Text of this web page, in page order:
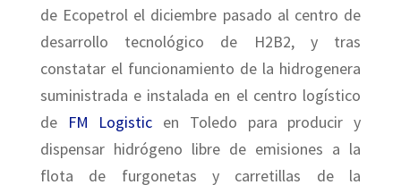
de Ecopetrol el diciembre pasado al centro de
desarrollo tecnológico de H2B2, y tras
constatar el funcionamiento de la hidrogenera
suministrada e instalada en el centro logístico
de
FM Logistic en Toledo para producir y
dispensar hidrógeno libre de emisiones a la
flota de furgonetas y carretillas de la